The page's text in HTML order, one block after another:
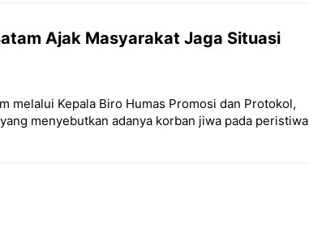
Ajak Masyarakat Jaga Situasi
melalui Kepala Biro Humas Promosi dan Protokol,
menyebutkan adanya korban jiwa pada peristiwa